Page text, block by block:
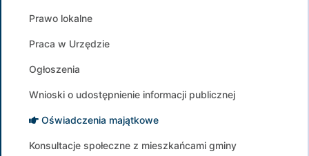
Prawo lokalne
Praca w Urzędzie
Ogłoszenia
Wnioski o udostępnienie informacji publicznej
Oświadczenia majątkowe
Konsultacje społeczne z mieszkańcami gminy